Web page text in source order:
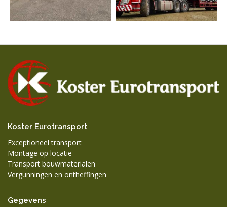
Koster Eurotransport
Exceptioneel transport
Montage op locatie
Transport bouwmaterialen
Vergunningen en ontheffingen
Gegevens